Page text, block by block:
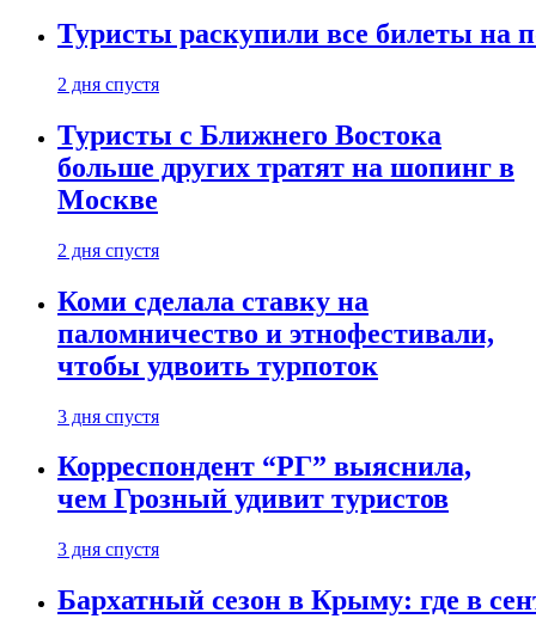
Туристы раскупили все билеты на
2 дня спустя
Туристы с Ближнего Востока
больше других тратят на шопинг в
Москве
2 дня спустя
Коми сделала ставку на
паломничество и этнофестивали,
чтобы удвоить турпоток
3 дня спустя
Корреспондент “РГ” выяснила,
чем Грозный удивит туристов
3 дня спустя
Бархатный сезон в Крыму: где в